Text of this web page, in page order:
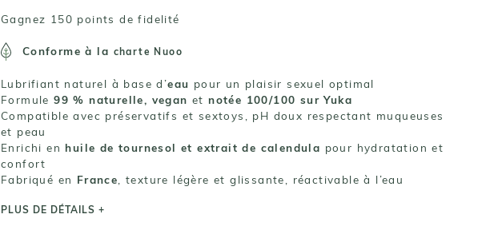
Gagnez 150 points de fidelité
Conforme à la charte Nuoo
Lubrifiant naturel à base d’eau pour un plaisir sexuel optimal
Formule99 % naturelle, vegan etnotée 100/100 sur Yuka
Compatible avec préservatifs et sextoys, pH doux respectant muqueuses
et peau
Enrichi en huile de tournesol et extrait de calendula pour hydratation et
confort
Fabriqué en France , texture légère et glissante, réactivable à l’eau
PLUS DE DÉTAILS +